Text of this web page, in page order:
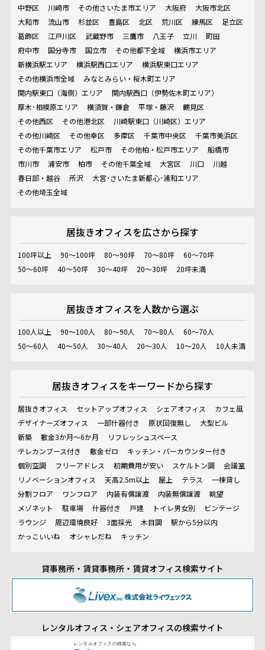
中野区
川崎市 その他さいたま市エリア 大阪府
大阪市北区
大和市
流山市 杉並区 豊島区 北区 荒川区 練馬区
足立区
葛飾区
江戸川区 武蔵野市 三鷹市 八王子 立川
町田
府中市
国分寺市 国立市 その他都下全域
横浜市エリア
新横浜駅エリア
横浜駅西口エリア
横浜駅東口エリア
その他横浜市全域
みなとみらい・桜木町エリア
関内駅東口（海側）エリア
関内駅西口（伊勢佐木町エリア）
厚木･相模原エリア
横須賀・鎌倉 平塚・藤沢
鶴見区
その他西区
その他港北区
川崎駅東口（川崎区）エリア
その他川崎区
その他幸区 多摩区 千葉市中央区
千葉市美浜区
その他千葉市エリア
松戸市 その他柏・松戸市エリア
船橋市
市川市
浦安市 柏市 その他千葉全域 大宮区 川口
川越
春日部・越谷
所沢
大宮･さいたま新都心･浦和エリア
その他埼玉全域
居抜きオフィスを広さから探す
100坪以上 90～100坪 80～90坪 70～80坪
60～70坪
50～60坪
40～50坪 30～40坪 20～30坪 20坪未満
居抜きオフィスを人数から選ぶ
100人以上 90～100人 80～90人 70～80人
60～70人
50～60人
40～50人 30～40人 20～30人 10～20人 10人未満
居抜きオフィスをキーワードから探す
居抜きオフィス セットアップオフィス シェアオフィス
カフェ風
デザイナーズオフィス
一部什器付き 原状回復無し
大型ビル
新築
敷金3か月～6か月
リフレッシュスペース
テレカンブース付き
敷金ゼロ
キッチン・バーカウンター付き
個別空調
フリーアドレス 初期費用が安い スケルトン調
会議室
リノベーションオフィス
天高2.5m以上 屋上 テラス
一棟貸し
分割フロア
ワンフロア 内装有償譲渡 内装無償譲渡
眺望
メゾネット
駐車場 什器付き 戸建 トイレ男女別
ビンテージ
ラウンジ
周辺環境良好 3面採光 木目調
駅から5分以内
かっこいいね
オシャレだね キッチン
貸事務所・賃貸事務所・賃貸オフィス検索サイト
レンタルオフィス・シェアオフィスの検索サイト